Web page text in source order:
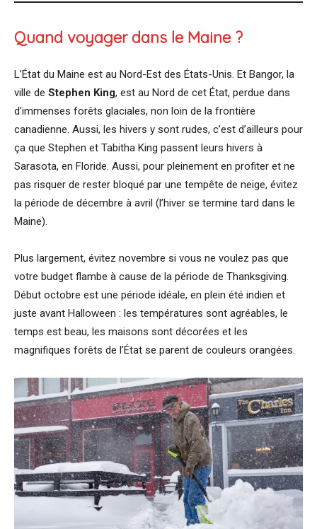
Quand voyager dans le Maine ?
L’État du Maine est au Nord-Est des États-Unis. Et Bangor, la
ville de Stephen King, est au Nord de cet État, perdue dans
d’immenses forêts glaciales, non loin de la frontière
canadienne. Aussi, les hivers y sont rudes, c’est d’ailleurs pour
ça que Stephen et Tabitha King passent leurs hivers à
Sarasota, en Floride. Aussi, pour pleinement en profiter et ne
pas risquer de rester bloqué par une tempête de neige, évitez
la période de décembre à avril (l’hiver se termine tard dans le
Maine).
Plus largement, évitez novembre si vous ne voulez pas que
votre budget flambe à cause de la période de Thanksgiving.
Début octobre est une période idéale, en plein été indien et
juste avant Halloween : les températures sont agréables, le
temps est beau, les maisons sont décorées et les
magnifiques forêts de l’État se parent de couleurs orangées.